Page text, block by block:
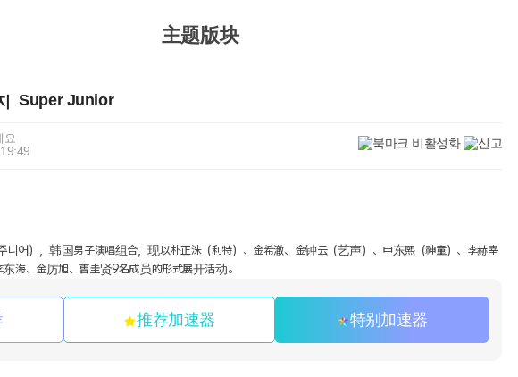
主题版块
Super Junior
요
어），韩国男子演唱组合，现以朴正洙（利特）、金希澈、金钟云（艺声）、申东熙（神童）、李赫宰
海、金厉旭、曺圭贤9名成员的形式展开活动。
推荐加速器 特别加速器